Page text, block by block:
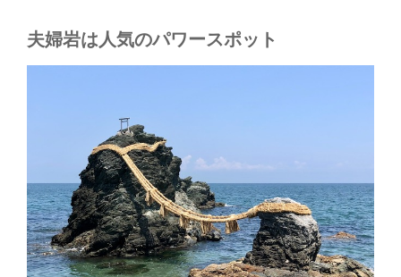
夫婦岩は人気のパワースポット